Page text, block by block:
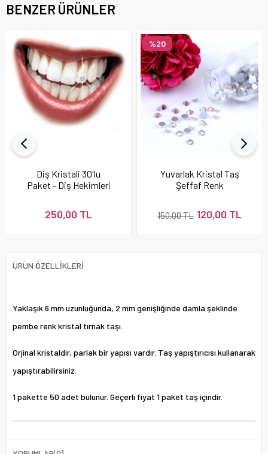
BENZER ÜRÜNLER
Diş Kristali 30'lu
Paket - Diş Hekimleri
250,00 TL
Yuvarlak Kristal Taş
Şeffaf Renk
120,00 TL
150,00 TL
%20
ÜRÜN ÖZELLIKLERI
Yaklaşık 6 mm uzunluğunda, 2 mm genişliğinde damla şeklinde
pembe renk kristal tırnak taşı.
Orjinal kristaldir, parlak bir yapısı vardır. Taş yapıştırıcısı kullanarak
yapıştırabilirsiniz.
1 pakette 50 adet bulunur. Geçerli fiyat 1 paket taş içindir.